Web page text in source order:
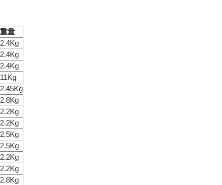
重量
2.4Kg
2.4Kg
2.4Kg
11Kg
2.45Kg
2.8Kg
2.2Kg
2.2Kg
2.5Kg
2.5Kg
2.2Kg
2.2Kg
2.8Kg